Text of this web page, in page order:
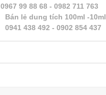
0967 99 88 68 - 0982 711 763
Bán lẻ dung tích 100ml -10ml
0941 438 492 - 0902 854 437